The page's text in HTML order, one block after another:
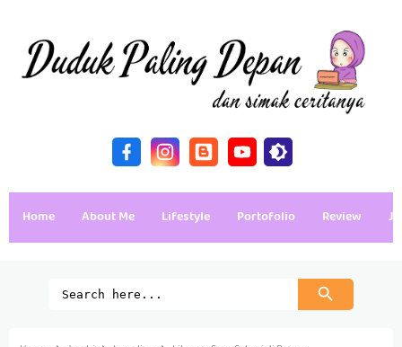
Home About Me Lifestyle Portofolio Review